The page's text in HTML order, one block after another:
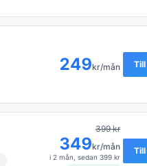
249kr/mån Till
399kr
349kr/mån
i 2 mån , sedan 399 kr
Till